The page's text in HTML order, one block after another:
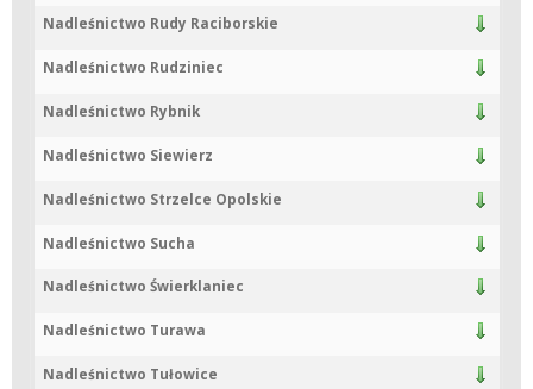
Nadleśnictwo Rudy Raciborskie
Nadleśnictwo Rudziniec
Nadleśnictwo Rybnik
Nadleśnictwo Siewierz
Nadleśnictwo Strzelce Opolskie
Nadleśnictwo Sucha
Nadleśnictwo Świerklaniec
Nadleśnictwo Turawa
Nadleśnictwo Tułowice